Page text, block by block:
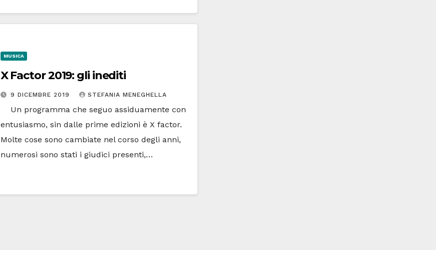
MUSICA
X Factor 2019: gli inediti
9 DICEMBRE 2019 STEFANIA MENEGHELLA
Un programma che seguo assiduamente con
entusiasmo, sin dalle prime edizioni è X factor.
Molte cose sono cambiate nel corso degli anni,
numerosi sono stati i giudici presenti,…